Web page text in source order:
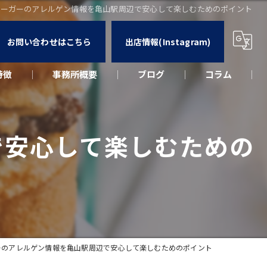
ガーのアレルゲン情報を亀山駅周辺で安心して楽しむためのポイント
お問い合わせはこちら 出店情報(Instagram)
徴 事務所概要 ブログ コラム
心して楽しむための
アレルゲン情報を亀山駅周辺で安心して楽しむためのポイント